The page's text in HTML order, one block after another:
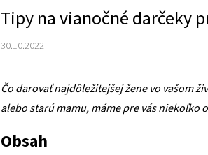
Tipy na vianočné darčeky
30.10.2022
Čo darovať najdôležitejšej žene vo vašom
alebo starú mamu, máme pre vás niekoľko
Obsah